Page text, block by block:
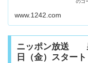
のゴ
www.1242.com
ニッポン放送
日（金）スタート